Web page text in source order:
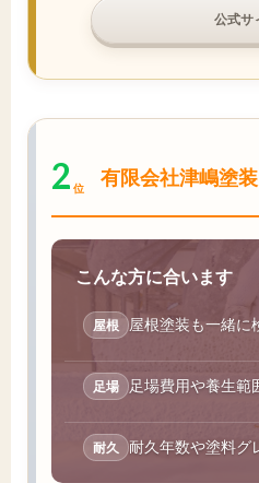
公式サ
2 位 有限会社津嶋塗装
こんな方に合います
屋根 屋根塗装も一緒に
足場 足場費用や養生範
耐久 耐久年数や塗料グ